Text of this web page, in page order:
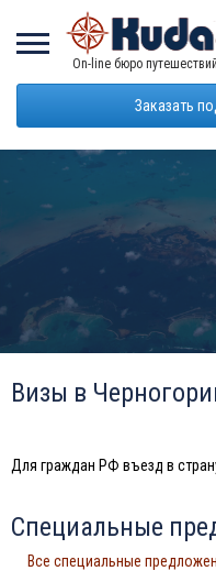
On-line бюро
Заказать
Визы в
Для граждан РФ въезд в
Специальные
Все специальные